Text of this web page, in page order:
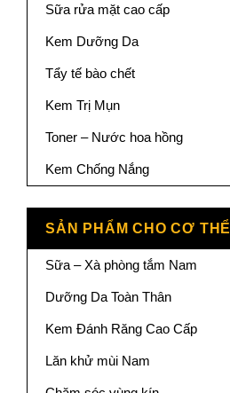
Sữa rửa mặt cao cấp
Kem Dưỡng Da
Tẩy tế bào chết
Kem Trị Mụn
Toner – Nước hoa hồng
Kem Chống Nắng
SẢN PHẨM CHO CƠ THỂ
Sữa – Xà phòng tắm Nam
Dưỡng Da Toàn Thân
Kem Đánh Răng Cao Cấp
Lăn khử mùi Nam